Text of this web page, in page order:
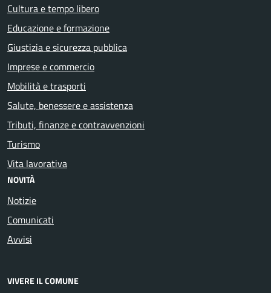
Cultura e tempo libero
Educazione e formazione
Giustizia e sicurezza pubblica
Imprese e commercio
Mobilità e trasporti
Salute, benessere e assistenza
Tributi, finanze e contravvenzioni
Turismo
Vita lavorativa
NOVITÀ
Notizie
Comunicati
Avvisi
VIVERE IL COMUNE